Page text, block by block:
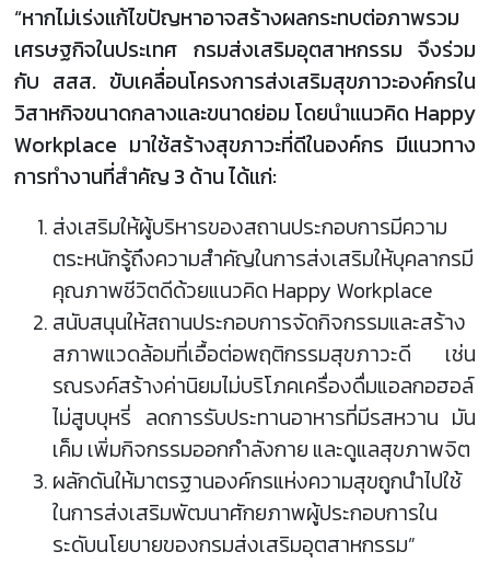
“หากไม่เร่งแก้ไขปัญหาอาจสร้างผลกระทบต่อภาพรวม
เศรษฐกิจในประเทศ กรมส่งเสริมอุตสาหกรรม จึงร่วม
กับ สสส. ขับเคลื่อนโครงการส่งเสริมสุขภาวะองค์กรใน
วิสาหกิจขนาดกลางและขนาดย่อม โดยนำแนวคิด Happy
Workplace มาใช้สร้างสุขภาวะที่ดีในองค์กร มีแนวทาง
การทำงานที่สำคัญ 3 ด้าน ได้แก่:
ส่งเสริมให้ผู้บริหารของสถานประกอบการมีความ
ตระหนักรู้ถึงความสำคัญในการส่งเสริมให้บุคลากรมี
คุณภาพชีวิตดีด้วยแนวคิด Happy Workplace
สนับสนุนให้สถานประกอบการจัดกิจกรรมและสร้าง
สภาพแวดล้อมที่เอื้อต่อพฤติกรรมสุขภาวะดี เช่น
รณรงค์สร้างค่านิยมไม่บริโภคเครื่องดื่มแอลกอฮอล์
ไม่สูบบุหรี่ ลดการรับประทานอาหารที่มีรสหวาน มัน
เค็ม เพิ่มกิจกรรมออกกำลังกาย และดูแลสุขภาพจิต
ผลักดันให้มาตรฐานองค์กรแห่งความสุขถูกนำไปใช้
ในการส่งเสริมพัฒนาศักยภาพผู้ประกอบการใน
ระดับนโยบายของกรมส่งเสริมอุตสาหกรรม”